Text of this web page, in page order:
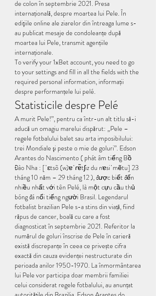
de colon în septembrie 2021. Presa
internațională, despre moartea lui Pele. În
ediţiile online ale ziarelor din întreaga lume s-
au publicat mesaje de condoleanțe după
moartea lui Pele, transmit agențiile
internaționale.
To verify your 1xBet account, you need to go
to your settings and fill in all the fields with the
required personal information, informații
despre performanțele lui pelé.
Statisticile despre Pelé
A murit Pele!”, pentru ca într-un alt titlu să-i
aducă un omagiu marelui dispărut: „Pele –
regele fotbalului balet sau arta imposibilului:
trei Mondiale şi peste o mie de goluri”. Edson
Arantes do Nascimento ( phát âm tiếng Bồ
Đào Nha : [ˈɛtsõ (w)ɐˈɾɐ̃tʃiz du nɐsiˈmẽtu] 23
tháng 10 năm – 29 tháng 12 ), được biết đến
nhiều nhất với tên Pelé, là một cựu cầu thủ
bóng đá nổi tiếng người Brasil. Legendarul
fotbalist brazilian Pele s-a stins din viață, fiind
răpus de cancer, boală cu care a fost
diagnosticat în septembrie 2021. Referitor la
numărul de goluri înscrise de Pele în carieră
există discrepanțe în ceea ce privește cifra
exactă din cauza evidenței nestructurate din
perioada anilor 1950-1970. La înmormântarea
lui Pele vor participa doar membrii familiei
celui considerat regele fotbalului, au anunțat